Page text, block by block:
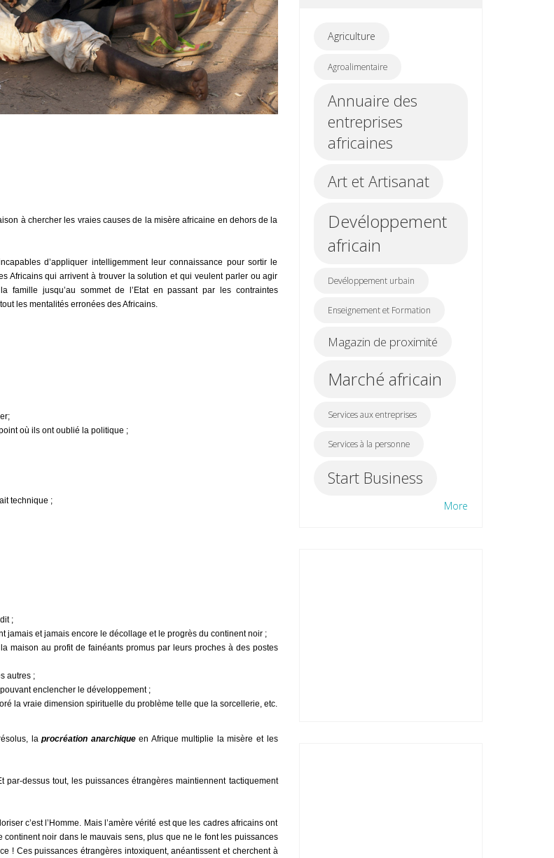
à chercher les vraies causes de la misère africaine en dehors de la
d’appliquer intelligemment leur connaissance pour sortir le
Africains qui arrivent à trouver la solution et qui veulent parler ou agir
jusqu’au sommet de l’Etat en passant par les contraintes
les mentalités erronées des Africains.
où ils ont oublié la politique ;
technique ;
;
jamais et jamais encore le décollage et le progrès du continent noir ;
maison au profit de fainéants promus par leurs proches à des postes
autres ;
enclencher le développement ;
la vraie dimension spirituelle du problème telle que la sorcellerie, etc.
laprocréation anarchiqueen Afrique multiplie la misère et les
par-dessus tout, les puissances étrangères maintiennent tactiquement
c’est l’Homme. Mais l’amère vérité est que les cadres africains ont
noir dans le mauvais sens, plus que ne le font les puissances
! Ces puissances étrangères intoxiquent, anéantissent et cherchent à
Agriculture
Agroalimentaire
Annuaire des
entreprises
africaines
Art et Artisanat
Devéloppement
africain
Devéloppement urbain
Enseignement et Formation
Magazin de proximité
Marché africain
Services aux entreprises
Services à la personne
Start Business
More